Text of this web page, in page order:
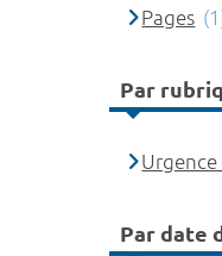
Pages
Par
Par date